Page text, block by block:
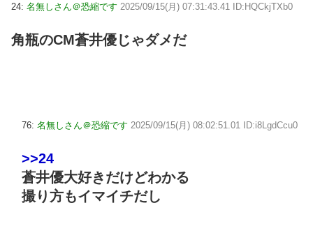
24: 名無しさん＠恐縮です 2025/09/15(月) 07:31:43.41 ID:HQCkjTXb0
角瓶のCM蒼井優じゃダメだ
76: 名無しさん＠恐縮です 2025/09/15(月) 08:02:51.01 ID:i8LgdCcu0
>>24
蒼井優大好きだけどわかる
撮り方もイマイチだし